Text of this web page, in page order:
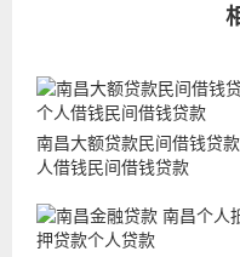
南昌大额贷款民间借钱贷
人借钱民间借钱贷款